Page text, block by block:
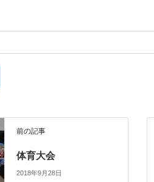
前の記事
体育大会
2018年9月28日